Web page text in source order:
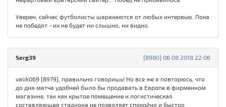
Уверен, сейчас футболисты шарахаются от любых интервью. Пока
не победят - их не будет ни слышно, ни видно.
[8980] 06.08.2018 22:06
Serg39
valik069 [8979], правильно говоришь! Но все же я повторюсь, что
до дня матча удобней было бы продавать в Европе в фирменном
магазине, так как крытое помещение и логистическая
составляющая стадиона не позволяет спокойно и быстро